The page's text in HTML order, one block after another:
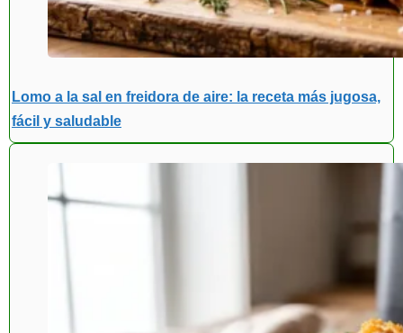
Lomo a la sal en freidora de aire: la receta más jugosa,
fácil y saludable